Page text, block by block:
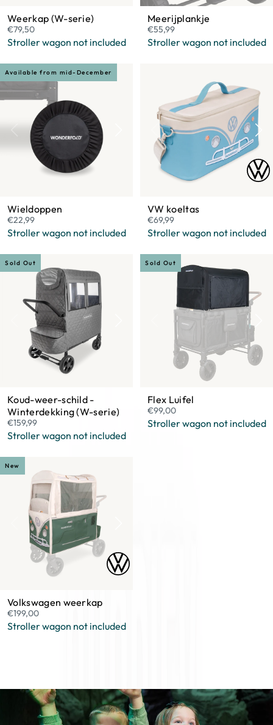
Weerkap (W-serie)
€79,50
Stroller wagon not included
Meerijplankje
€55,99
Stroller wagon not included
Available from mid-December
Wieldoppen
€22,99
Stroller wagon not included
VW koeltas
€69,99
Stroller wagon not included
Sold Out
Koud-weer-schild -
Winterdekking (W-serie)
€159,99
Stroller wagon not included
Sold Out
Flex Luifel
€99,00
Stroller wagon not included
New
Volkswagen weerkap
€199,00
Stroller wagon not included